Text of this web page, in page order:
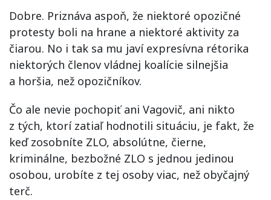
Dobre. Priznáva aspoň, že niektoré opozičné
protesty boli na hrane a niektoré aktivity za
čiarou. No i tak sa mu javí expresívna rétorika
niektorých členov vládnej koalície silnejšia
a horšia, než opozičníkov.
Čo ale nevie pochopiť ani Vagovič, ani nikto
z tých, ktorí zatiaľ hodnotili situáciu, je fakt, že
keď zosobníte ZLO, absolútne, čierne,
kriminálne, bezbožné ZLO s jednou jedinou
osobou, urobíte z tej osoby viac, než obyčajný
terč.